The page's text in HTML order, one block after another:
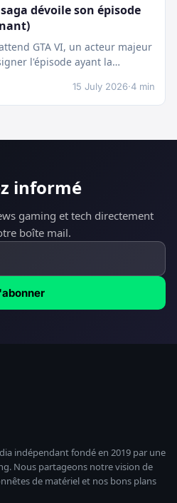
dévoile son épisode
GTA VI, un acteur majeur
l'épisode ayant la…
15 July 2026·4 min
informé
gaming et tech directement
boîte mail.
indépendant fondé en 2019 par une
Nous partageons notre vision de
de matériel et nos bons plans